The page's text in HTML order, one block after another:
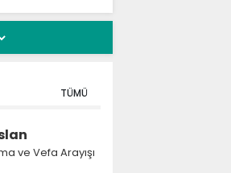
TÜMÜ
ve Vefa Arayışı